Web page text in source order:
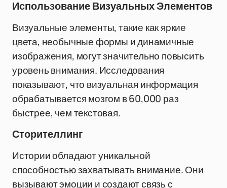
Использование Визуальных Элементов
Визуальные элементы, такие как яркие
цвета, необычные формы и динамичные
изображения, могут значительно повысить
уровень внимания. Исследования
показывают, что визуальная информация
обрабатывается мозгом в 60,000 раз
быстрее, чем текстовая.
Сторителлинг
Истории обладают уникальной
способностью захватывать внимание. Они
вызывают эмоции и создают связь с